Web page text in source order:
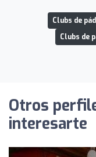
Clubs de
Clubs de
Otros
interesarte